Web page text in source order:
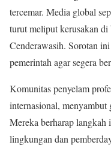
tercemar. Media global
turut meliput kerusakan
Cenderawasih. Sorotan
pemerintah agar segera
Komunitas penyelam
internasional,
Mereka berharap
lingkungan dan